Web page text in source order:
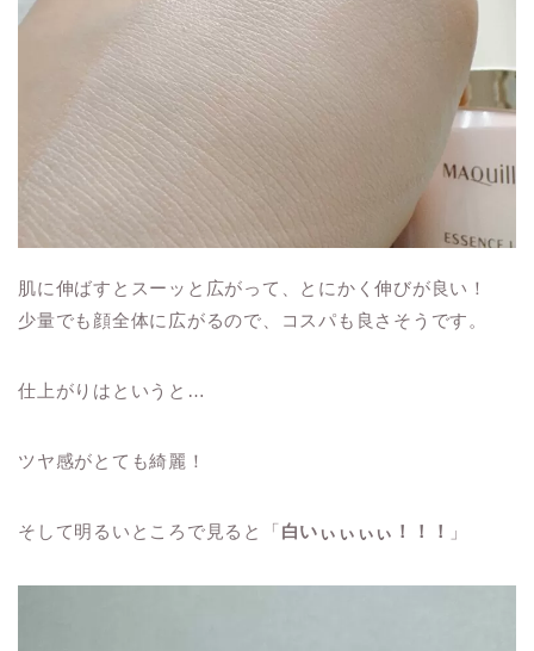
肌に伸ばすとスーッと広がって、とにかく伸びが良い！
少量でも顔全体に広がるので、コスパも良さそうです。
仕上がりはというと…
ツヤ感がとても綺麗！
そして明るいところで見ると「白いぃぃぃぃ！！！ 」